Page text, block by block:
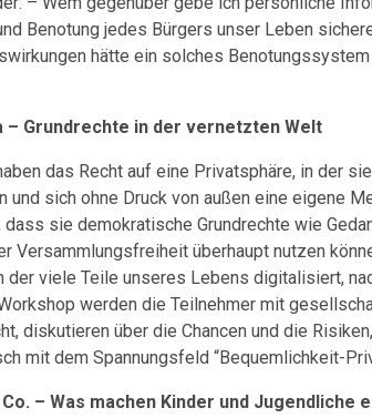
Benotung jedes Bürgers unser Leben
hätte ein solches
– Grundrechte in der vernetzten Welt
das Recht auf eine Privatsphäre, in der
und sich ohne Druck von außen eine eigene
sie demokratische Grundrechte wie
Versammlungsfreiheit überhaupt nutzen
der viele Teile unseres Lebens digitalisiert,
werden die Teilnehmer mit
diskutieren über die Chancen und die
mit dem Spannungsfeld “Bequemlichkeit-
– Was machen Kinder und Jugendliche